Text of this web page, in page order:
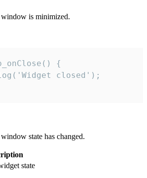
is minimized.
{
closed');
state has changed.
state